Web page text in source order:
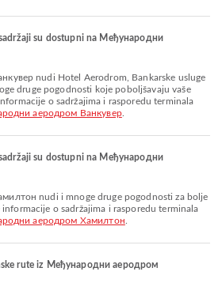
su dostupni na Међународни
druge pogodnosti koje poboljšavaju vaše
o sadržajima i rasporedu terminala
аеродром Ванкувер.
su dostupni na Међународни
o sadržajima i rasporedu terminala
аеродром Хамилтон
rute iz Међународни аеродром